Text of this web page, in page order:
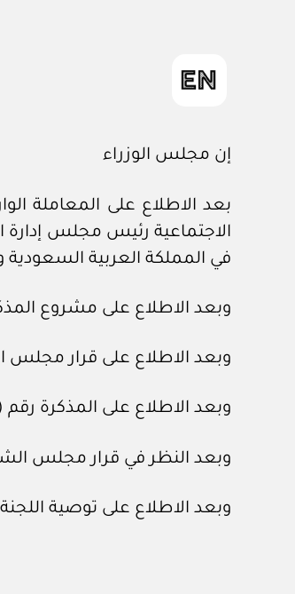
إن مجلس الوزراء
في المملكة العربية السعودية
وبعد الاطلاع على مشروع
وبعد الاطلاع على قرار مجلس الوزراء رقم (٦٧٧)
وبعد الاطلاع على المذكرة رقم (١٤٨١) وتاريخ ٢ /٧ /١٤٤٣هـ، المعدة في هيئة الخبراء بمجلس
وبعد النظر في قرار مجلس الشورى رقم (١٦٩ /٢٩)
وبعد الاطلاع على توصية اللجنة العامة